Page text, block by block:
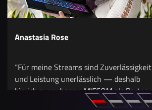
Anastasia Rose
“Für meine Streams sind Zuverlässigkeit
und Leistung unerlässlich — deshalb
bin ich super happy, MIFCOM als Partner